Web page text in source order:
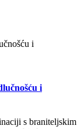
i
s braniteljskim